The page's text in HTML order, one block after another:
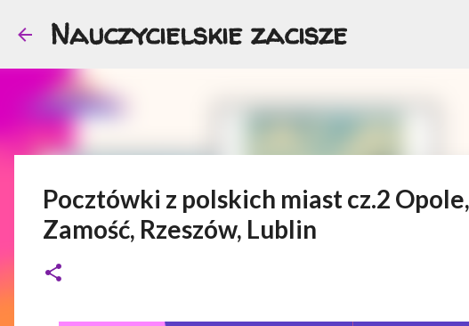
Nauczycielskie zacisze
Pocztówki z polskich miast cz.2
Zamość, Rzeszów, Lublin